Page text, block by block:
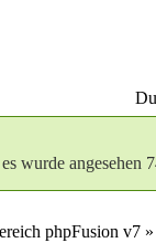
wurde angesehen
phpFusion v7 »